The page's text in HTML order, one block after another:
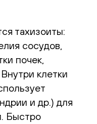
тахизоиты:
сосудов,
почек,
клетки
и др.) для
Быстро